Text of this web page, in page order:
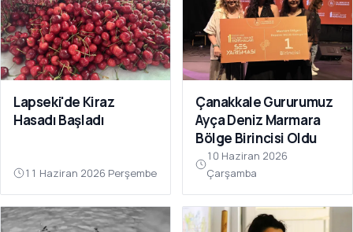
Lapseki'de Kiraz
Hasadı Başladı
11 Haziran 2026 Perşembe
Çanakkale Gururumuz
Ayça Deniz Marmara
Bölge Birincisi Oldu
10 Haziran 2026
Çarşamba